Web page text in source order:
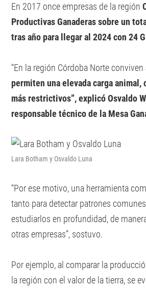
En 2017 once empresas de la región
Productivas Ganaderas sobre un
tras año para llegar al 2024 con 24
“En la región Córdoba Norte conviven
permiten una elevada carga
más restrictivos”, explicó Osvaldo
responsable técnico de la Mesa
Lara Botham y Osvaldo Luna
“Por ese motivo, una herramienta
tanto para detectar patrones
estudiarlos en profundidad, de
otras empresas”, sostuvo.
Por ejemplo, al comparar la
la región con el valor de la tierra, se